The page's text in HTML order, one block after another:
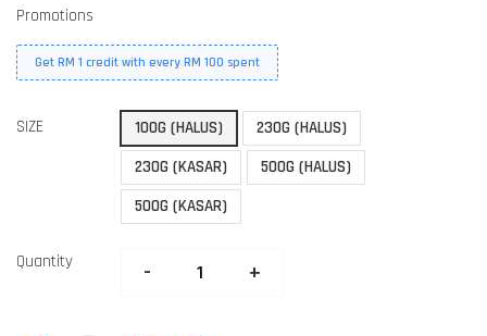
Promotions
Get RM 1 credit with every RM 100 spent
SIZE 100G (HALUS)
230G (HALUS)
230G (KASAR)
500G (HALUS)
500G (KASAR)
Quantity - +